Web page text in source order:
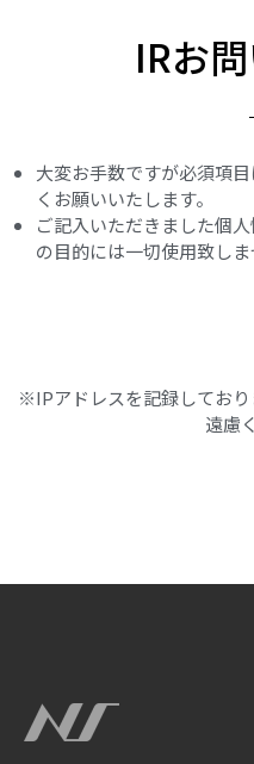
IRお
大変お手数ですが必須項
くお願いいたします。
ご記入いただきました個
の目的には一切使用致しま
※IPアドレスを記録してお
遠慮